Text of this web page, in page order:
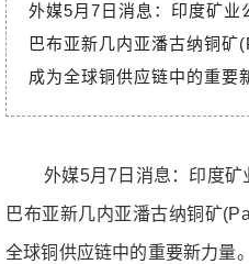
外媒5月7日消息：印度矿
巴布亚新几内亚潘古纳铜
成为全球铜供应链中的重要
外媒5月7日消息：印度
巴布亚新几内亚潘古纳铜矿
全球铜供应链中的重要新力量。